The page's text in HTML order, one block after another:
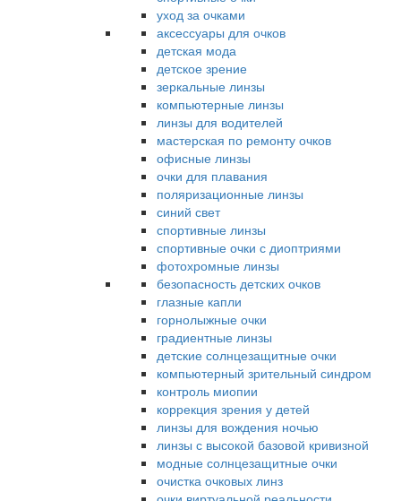
уход за очками
аксессуары для очков
детская мода
детское зрение
зеркальные линзы
компьютерные линзы
линзы для водителей
мастерская по ремонту очков
офисные линзы
очки для плавания
поляризационные линзы
синий свет
спортивные линзы
спортивные очки с диоптриями
фотохромные линзы
безопасность детских очков
глазные капли
горнолыжные очки
градиентные линзы
детские солнцезащитные очки
компьютерный зрительный синдром
контроль миопии
коррекция зрения у детей
линзы для вождения ночью
линзы с высокой базовой кривизной
модные солнцезащитные очки
очистка очковых линз